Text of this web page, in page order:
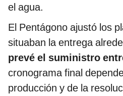
el agua.
El Pentágono ajustó los
situaban la entrega
prevé el suministro
cronograma final
producción y de la